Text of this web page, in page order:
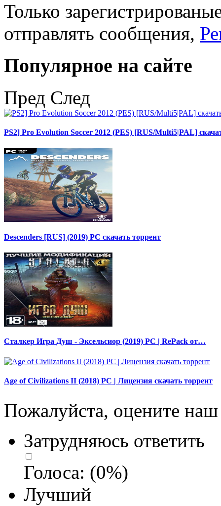
Только
отправлять сообщения,
Популярное на сайте
Пред След
PS2] Pro Evolution Soccer 2012 (PES) [RUS/Multi5|PAL]
Descenders [RUS] (2019) PC скачать торрент
Сталкер Игра Душ - Эксельсиор (2019) PC | RePack от…
Age of Civilizations II (2018) PC | Лицензия скачать торрент
Пожалуйста, оцените наш
Затрудняюсь ответить
Голоса: (0%)
Лучший